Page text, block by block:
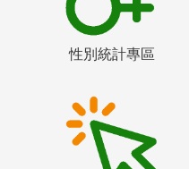
性別統計專區